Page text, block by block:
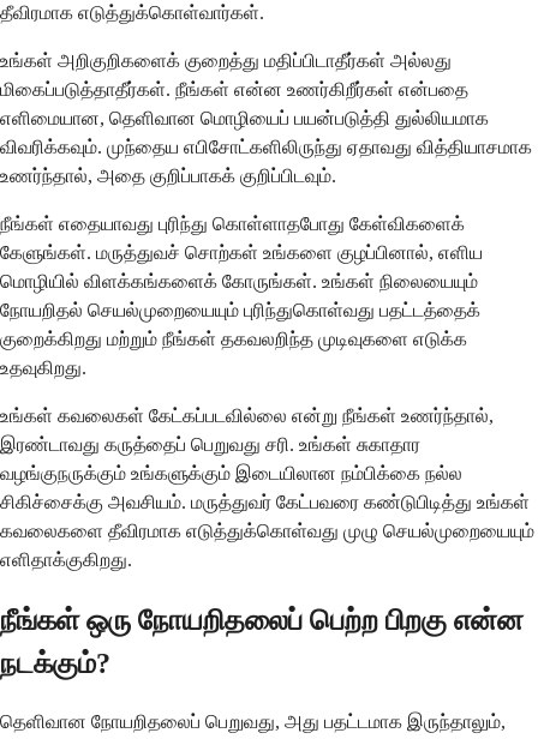
தீவிரமாக எடுத்துக்கொள்வார்கள்.
உங்கள் அறிகுறிகளைக் குறைத்து மதிப்பிடாதீர்கள் அல்லது
மிகைப்படுத்தாதீர்கள். நீங்கள் என்ன உணர்கிறீர்கள் என்பதை
எளிமையான, தெளிவான மொழியைப் பயன்படுத்தி துல்லியமாக
விவரிக்கவும். முந்தைய எபிசோட்களிலிருந்து ஏதாவது வித்தியாசமாக
உணர்ந்தால், அதை குறிப்பாகக் குறிப்பிடவும்.
நீங்கள் எதையாவது புரிந்து கொள்ளாதபோது கேள்விகளைக்
கேளுங்கள். மருத்துவச் சொற்கள் உங்களை குழப்பினால், எளிய
மொழியில் விளக்கங்களைக் கோருங்கள். உங்கள் நிலையையும்
நோயறிதல் செயல்முறையையும் புரிந்துகொள்வது பதட்டத்தைக்
குறைக்கிறது மற்றும் நீங்கள் தகவலறிந்த முடிவுகளை எடுக்க
உதவுகிறது.
உங்கள் கவலைகள் கேட்கப்படவில்லை என்று நீங்கள் உணர்ந்தால்,
இரண்டாவது கருத்தைப் பெறுவது சரி. உங்கள் சுகாதார
வழங்குநருக்கும் உங்களுக்கும் இடையிலான நம்பிக்கை நல்ல
சிகிச்சைக்கு அவசியம். மருத்துவர் கேட்பவரை கண்டுபிடித்து உங்கள்
கவலைகளை தீவிரமாக எடுத்துக்கொள்வது முழு செயல்முறையையும்
எளிதாக்குகிறது.
நீங்கள் ஒரு நோயறிதலைப் பெற்ற பிறகு என்ன
நடக்கும்?
தெளிவான நோயறிதலைப் பெறுவது, அது பதட்டமாக இருந்தாலும்,